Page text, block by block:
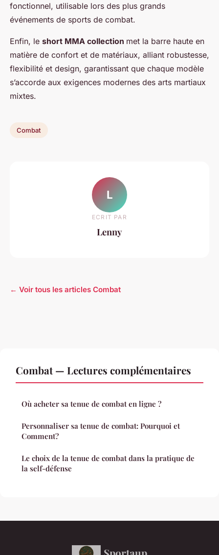
fonctionnel, utilisable lors des plus grands
événements de sports de combat.
Enfin, le short MMA collection met la barre haute en
matière de confort et de matériaux, alliant robustesse,
flexibilité et design, garantissant que chaque modèle
s’accorde aux exigences modernes des arts martiaux
mixtes.
Combat
L
ECRIT PAR
Lenny
← Voir tous les articles Combat
Combat — Lectures complémentaires
Où acheter sa tenue de combat en ligne ?
Personnaliser sa tenue de combat: Pourquoi et
Comment?
Le choix de la tenue de combat dans la pratique de
la self-défense